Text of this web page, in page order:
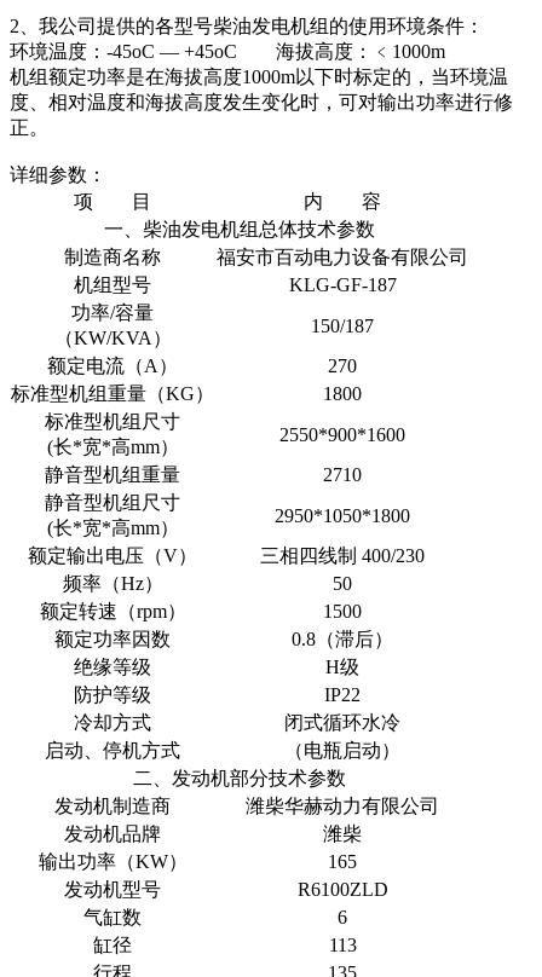
2、我公司提供的各型号柴油发电机组的使用环境条件：
环境温度：-45oC — +45oC 海拔高度：﹤1000m
机组额定功率是在海拔高度1000m以下时标定的，当环境温
度、相对温度和海拔高度发生变化时，可对输出功率进行修
正。
详细参数：
项 目
内 容
一、柴油发电机组总体技术参数
制造商名称
福安市百动电力设备有限公司
机组型号
KLG-GF-187
功率/容量
（KW/KVA）
150/187
额定电流（A）
270
标准型机组重量（KG）
1800
标准型机组尺寸
(长*宽*高mm）
2550*900*1600
静音型机组重量
2710
静音型机组尺寸
(长*宽*高mm）
2950*1050*1800
额定输出电压（V）
三相四线制 400/230
频率（Hz）
50
额定转速（rpm）
1500
额定功率因数
0.8（滞后）
绝缘等级
H级
防护等级
IP22
冷却方式
闭式循环水冷
启动、停机方式
（电瓶启动）
二、发动机部分技术参数
发动机制造商
潍柴华赫动力有限公司
发动机品牌
潍柴
输出功率（KW）
165
发动机型号
R6100ZLD
气缸数
6
缸径
113